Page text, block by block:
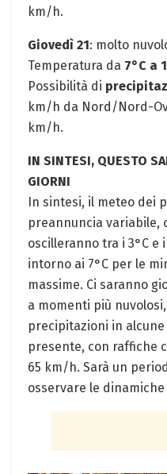
km/h.
Giovedì 21: molto
Temperatura da 7°C ⁢a
Possibilità di
km/h da Nord/Nord-
km/h.
IN SINTESI, QUESTO
GIORNI
In sintesi, ​il meteo dei
preannuncia variabile,
oscilleranno tra i 3°C e
intorno ai 7°C per le
massime. Ci saranno
a ⁣momenti più
precipitazioni in
presente, con​ raffiche
65 km/h. Sarà un
osservare le